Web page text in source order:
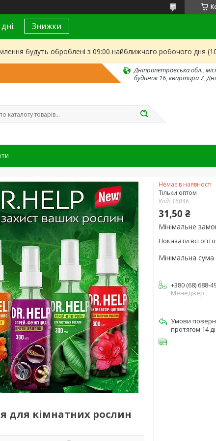
Знижки
будуть оброблені з 09:00 найближчого робочого дня
Дніпропетровська обл.,
будинок 16, квартира 7,
для кімнатних рослин
Немає в наявності
Тільки оптом
Код: 16046
31,50 ₴
Мінімальне
Показати всі
Мінімальна
+380 (68) 688-
Менеджер
протягом 14